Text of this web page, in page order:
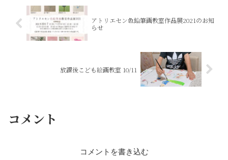
アトリエセン色鉛筆画教室作品展2021のお知
らせ
放課後こども絵画教室 10/11
コメント
コメントを書き込む